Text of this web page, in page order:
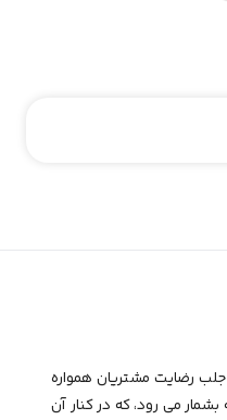
رضایت مشتریان همواره
می رود، که در کنار آن